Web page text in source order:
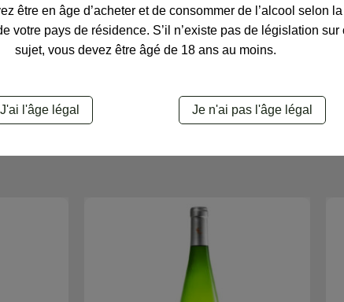
être en âge d’acheter et de consommer de l’alcool selon la
votre pays de résidence. S’il n’existe pas de législation sur
sujet, vous devez être âgé de 18 ans au moins.
J'ai l'âge légal Je n'ai pas l'âge légal